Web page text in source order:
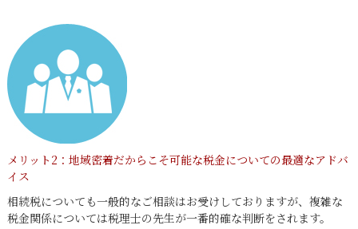
メリット2：地域密着だからこそ可能な税金についての最適なアドバ
イス
相続税についても一般的なご相談はお受けしておりますが、複雑な
税金関係については税理士の先生が一番的確な判断をされます。